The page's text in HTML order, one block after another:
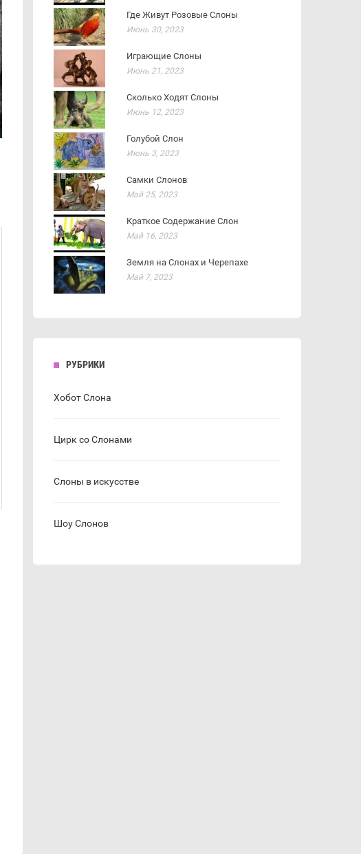
Где Живут Розовые Слоны
Июнь 30, 2023
Играющие Слоны
Июнь 21, 2023
Сколько Ходят Слоны
Июнь 12, 2023
Голубой Слон
Июнь 3, 2023
Самки Слонов
Май 25, 2023
Краткое Содержание Слон
Май 16, 2023
Земля на Слонах и Черепахе
Май 7, 2023
РУБРИКИ
Хобот Слона
Цирк со Слонами
Слоны в искусстве
Шоу Слонов